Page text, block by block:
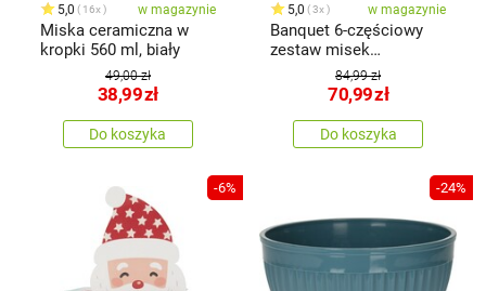
5,0 16x w magazynie
Miska ceramiczna w
kropki 560 ml, biały
49,00 zł
38,99zł
Do koszyka
5,0 3x w magazynie
Banquet 6-częściowy
zestaw misek
ceramicznych LUCA,
13,1 cm, biały
84,99 zł
70,99zł
Do koszyka
-6% -24%